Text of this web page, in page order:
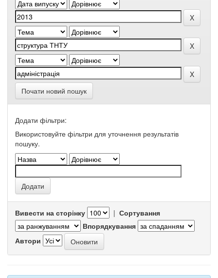
Почати новий пошук
Додати фільтри:
Використовуйте фільтри для уточнення результатів
пошуку.
Вивести на сторінку | Сортування
Впорядкування
Автори